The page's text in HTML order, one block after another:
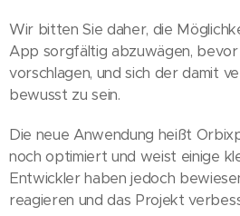
Wir bitten Sie daher, die
App sorgfältig abzuwägen, bevor
vorschlagen, und sich der damit
bewusst zu sein.
Die neue Anwendung heißt
noch optimiert und weist einige
Entwickler haben jedoch
reagieren und das Projekt